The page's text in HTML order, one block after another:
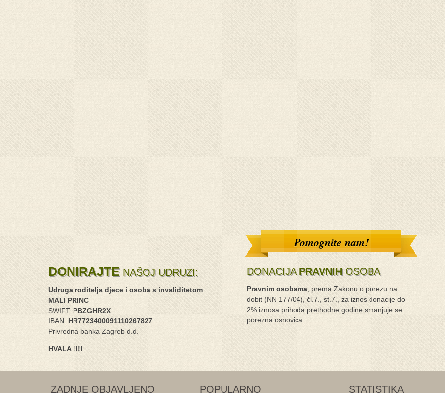
Pomognite nam!
DONIRAJTE NAŠOJ UDRUZI:
Udruga roditelja djece i osoba s invaliditetom
MALI PRINC
SWIFT: PBZGHR2X
IBAN: HR7723400091110267827
Privredna banka Zagreb d.d.
HVALA !!!!
DONACIJA PRAVNIH OSOBA
Pravnim osobama , prema Zakonu o porezu na
dobit (NN 177/04), čl.7., st.7., za iznos donacije do
2% iznosa prihoda prethodne godine smanjuje se
porezna osnovica.
ZADNJE OBJAVLJENO POPULARNO STATISTIKA